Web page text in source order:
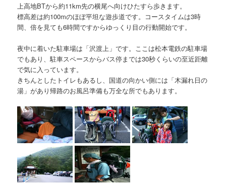
上高地BTから約11km先の横尾へ向けひたすら歩きます。
標高差は約100mのほぼ平坦な遊歩道です。コースタイムは3時
間、倍を見ても6時間ですからゆっくり目の行動開始です。
夜中に着いた駐車場は「沢渡上」です。ここは松本電鉄の駐車場
でもあり、駐車スペースからバス停までは30秒くらいの至近距離
で気に入っています。
きちんとしたトイレもあるし、国道の向かい側には「木漏れ日の
湯」があり帰路のお風呂準備も万全な所でもあります。